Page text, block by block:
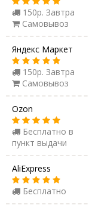
150р. Завтра
Самовывоз
Яндекс Маркет
150р. Завтра
Самовывоз
Ozon
Бесплатно в
пункт выдачи
AliExpress
Бесплатно